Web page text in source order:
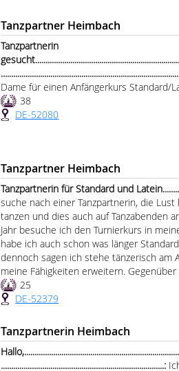
Tanzpartner Heimbach
Tanzpartnerin
Dame für einen Anfängerkurs Standard/
38
DE-52080
Tanzpartner Heimbach
Tanzpartnerin für Standard und
suche nach einer Tanzpartnerin, die
tanzen und dies auch auf Tanzabenden
Jahr besuche ich den Turnierkurs in
habe ich auch schon was länger
dennoch sagen ich stehe tänzerisch am
meine Fähigkeiten erweitern. Gegenüber
25
DE-52379
Tanzpartnerin Heimbach
...............................................................................: